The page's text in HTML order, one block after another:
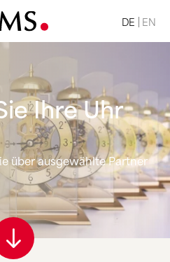
DE EN
Ihre Uhr
über ausgewählte Partner